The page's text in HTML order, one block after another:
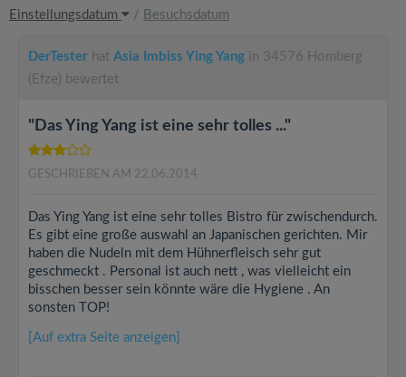
Einstellungsdatum
/ Besuchsdatum
DerTester hat Asia Imbiss Ying Yang in 34576 Homberg
(Efze) bewertet
"Das Ying Yang ist eine sehr tolles ..."
GESCHRIEBEN AM 22.06.2014
Das Ying Yang ist eine sehr tolles Bistro für zwischendurch.
Es gibt eine große auswahl an Japanischen gerichten. Mir
haben die Nudeln mit dem Hühnerfleisch sehr gut
geschmeckt . Personal ist auch nett , was vielleicht ein
bisschen besser sein könnte wäre die Hygiene . An
sonsten TOP!
[Auf extra Seite anzeigen]